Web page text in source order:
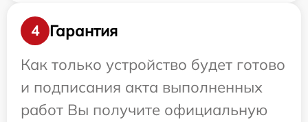
4
Гарантия
Как только устройство будет готово
и подписания акта выполненных
работ Вы получите официальную